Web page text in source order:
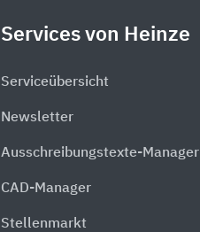
Services von Heinze
Serviceübersicht
Newsletter
Ausschreibungstexte-Manager
CAD-Manager
Stellenmarkt